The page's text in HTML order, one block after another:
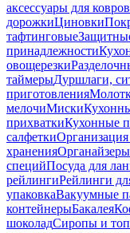
аксессуары для ковров
дорожкиЦиновки
тафтинговые
принадлежности
овощерезки
таймерыДуршлаги,
приготовления
мелочиМиски
прихваткиКухонные
салфетки
хранения
специйПосуда для
рейлингиРейлинги
упаковкаВакуумные
контейнерыБакалея
шоколадСиропы и